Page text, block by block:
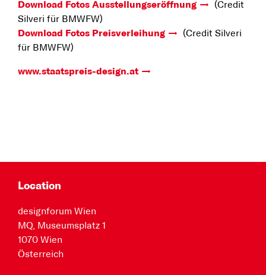
Download Fotos Ausstellungseröffnung
(Credit
Silveri für BMWFW)
Download Fotos Preisverleihung
(Credit Silveri
für BMWFW)
www.staatspreis-design.at
Location
designforum Wien
MQ, Museumsplatz 1
1070 Wien
Österreich